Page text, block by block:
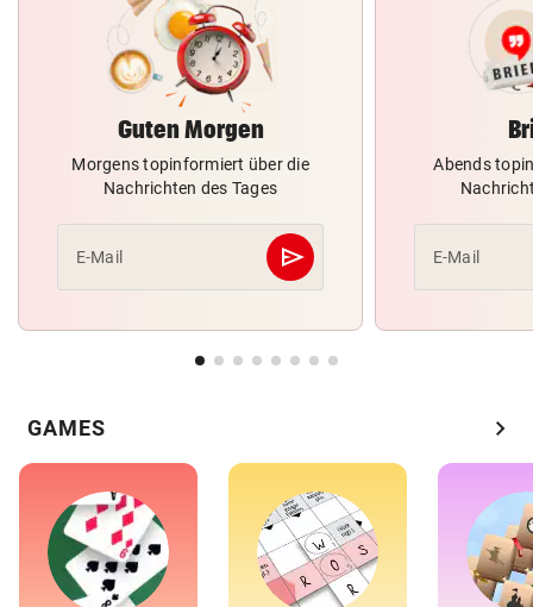
Guten Morgen
Morgens topinformiert über die
Nachrichten des Tages
E-Mail send
Abschicken
Abends
E-Mail
GAMES chevron_right